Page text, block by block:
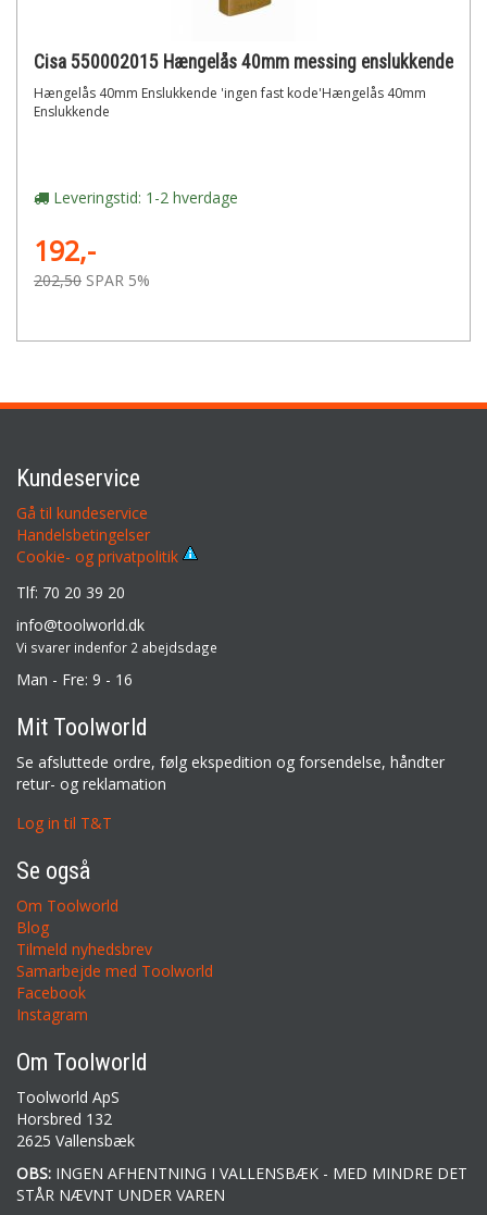
Cisa 550002015 Hængelås 40mm messing enslukkende
Hængelås 40mm Enslukkende 'ingen fast kode'Hængelås 40mm
Enslukkende
Leveringstid: 1-2 hverdage
192,-
202,50 SPAR 5%
Kundeservice
Gå til kundeservice
Handelsbetingelser
Cookie- og privatpolitik
Tlf: 70 20 39 20
info@toolworld.dk
Vi svarer indenfor 2 abejdsdage
Man - Fre: 9 - 16
Mit Toolworld
Se afsluttede ordre, følg ekspedition og forsendelse, håndter
retur- og reklamation
Log in til T&T
Se også
Om Toolworld
Blog
Tilmeld nyhedsbrev
Samarbejde med Toolworld
Facebook
Instagram
Om Toolworld
Toolworld ApS
Horsbred 132
2625 Vallensbæk
OBS: INGEN AFHENTNING I VALLENSBÆK - MED MINDRE DET
STÅR NÆVNT UNDER VAREN